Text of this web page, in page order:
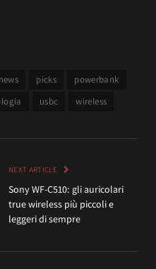
news picks
powerbank
usbc wireless
NEXT ARTICLE
Sony WF-C510: gli auricolari
true wireless più piccoli e
leggeri di sempre